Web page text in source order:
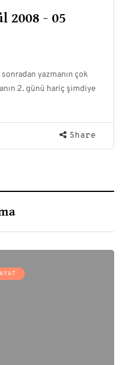
2008 - 05
sonradan yazmanın çok
2. günü hariç şimdiye
Share